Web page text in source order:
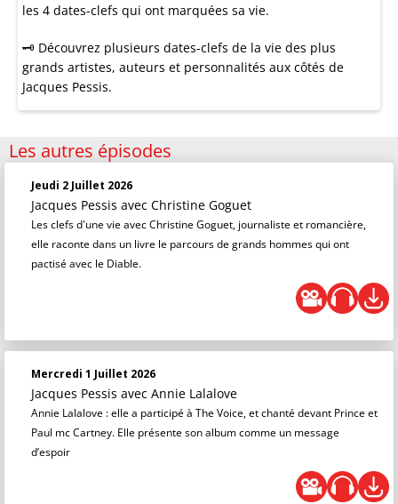
les 4 dates-clefs qui ont marquées sa vie.
🗝 Découvrez plusieurs dates-clefs de la vie des plus
grands artistes, auteurs et personnalités aux côtés de
Jacques Pessis.
Les autres épisodes
Jeudi 2 Juillet 2026
Jacques Pessis avec Christine Goguet
Les clefs d'une vie avec Christine Goguet, journaliste et romancière,
elle raconte dans un livre le parcours de grands hommes qui ont
pactisé avec le Diable.
Mercredi 1 Juillet 2026
Jacques Pessis avec Annie Lalalove
Annie Lalalove : elle a participé à The Voice, et chanté devant Prince et
Paul mc Cartney. Elle présente son album comme un message
d’espoir